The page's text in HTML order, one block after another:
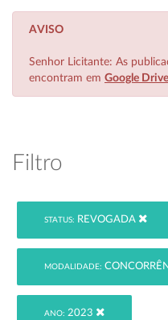
AVISO
Senhor Licitante: As
encontram em Google
Filtro
STATUS: REVOGADA
MODALIDADE:
ANO: 2023